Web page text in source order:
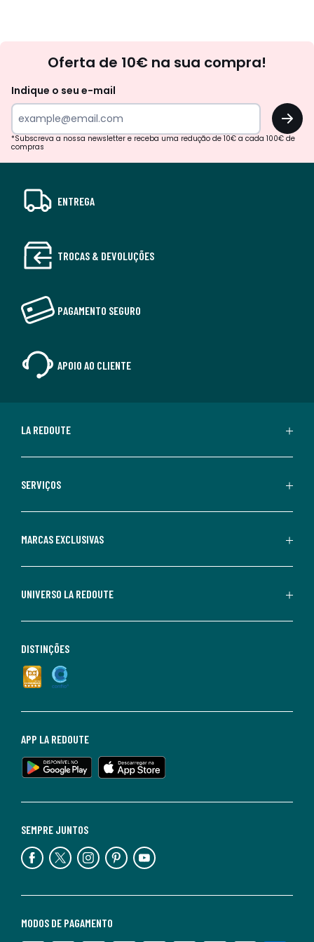
Oferta de 10€ na sua compra!
Indique o seu e-mail
OK
*Subscreva a nossa newsletter e receba uma redução de 10€ a cada 100€ de
compras
ENTREGA
TROCAS & DEVOLUÇÕES
PAGAMENTO SEGURO
APOIO AO CLIENTE
LA REDOUTE
SERVIÇOS
MARCAS EXCLUSIVAS
UNIVERSO LA REDOUTE
MODOS DE PAGAMENTO
SEMPRE JUNTOS
APP LA REDOUTE
DISTINÇÕES